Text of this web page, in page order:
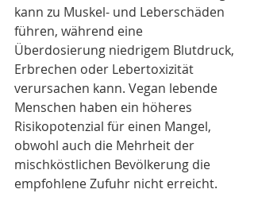
kann zu Muskel- und Leberschäden
führen, während eine
Überdosierung niedrigem Blutdruck,
Erbrechen oder Lebertoxizität
verursachen kann. Vegan lebende
Menschen haben ein höheres
Risikopotenzial für einen Mangel,
obwohl auch die Mehrheit der
mischköstlichen Bevölkerung die
empfohlene Zufuhr nicht erreicht.